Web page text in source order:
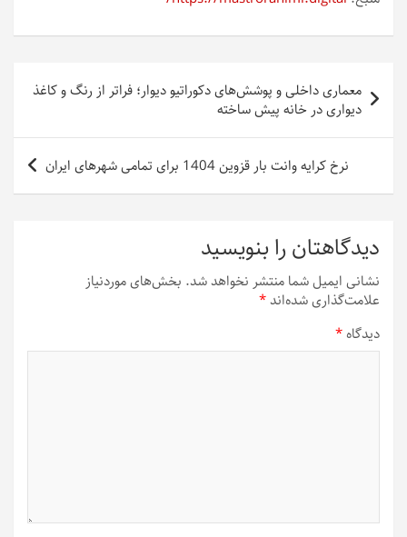
راهبری
نوشتهمعماری داخلی و پوشش‌های دکوراتیو دیوار؛ فراتر از رنگ و کاغذ
دیواری در خانه پیش ساخته
نرخ کرایه وانت بار قزوین 1404 برای تمامی شهرهای ایران
دیدگاهتان را بنویسید
نشانی ایمیل شما منتشر نخواهد شد. بخش‌های موردنیاز
علامت‌گذاری شده‌اند*
دیدگاه*